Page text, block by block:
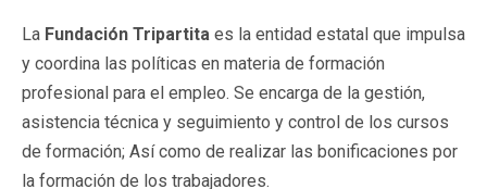
La Fundación Tripartita es la entidad estatal que impulsa
y coordina las políticas en materia de formación
profesional para el empleo. Se encarga de la gestión,
asistencia técnica y seguimiento y control de los cursos
de formación; Así como de realizar las bonificaciones por
la formación de los trabajadores.